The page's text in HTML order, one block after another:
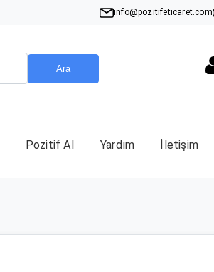
info@pozitifeticaret.com
Ara
Pozitif AI Yardım İletişim